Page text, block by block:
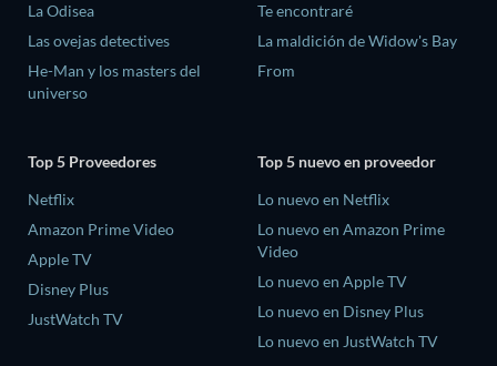
La Odisea
Las ovejas detectives
He-Man y los masters del
universo
Te encontraré
La maldición de Widow's Bay
From
Top 5 Proveedores
Netflix
Amazon Prime Video
Apple TV
Disney Plus
JustWatch TV
Top 5 nuevo en proveedor
Lo nuevo en Netflix
Lo nuevo en Amazon Prime
Video
Lo nuevo en Apple TV
Lo nuevo en Disney Plus
Lo nuevo en JustWatch TV